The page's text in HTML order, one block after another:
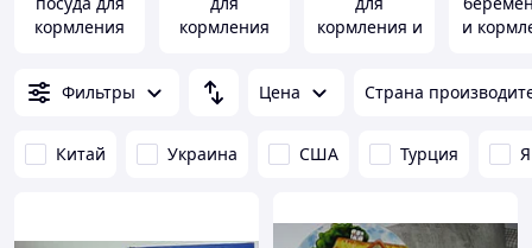
кормления
кормления
кормления и
и
Фильтры
Цена Страна
Китай Украина США Турция